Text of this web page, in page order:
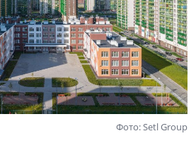
Фото: Setl Group